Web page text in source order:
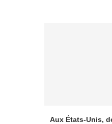
Aux États-Unis,